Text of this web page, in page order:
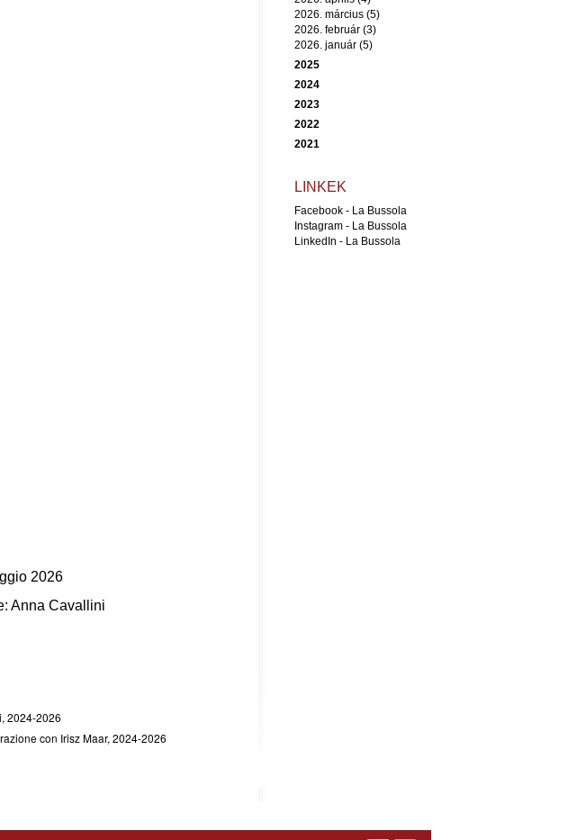
2026
Anna Cavallini
2024-2026
con Irisz Maar, 2024-2026
2026. március (5)
2026. február (3)
2026. január (5)
2025
2024
2023
2022
2021
LINKEK
Facebook - La Bussola
Instagram - La Bussola
LinkedIn - La Bussola